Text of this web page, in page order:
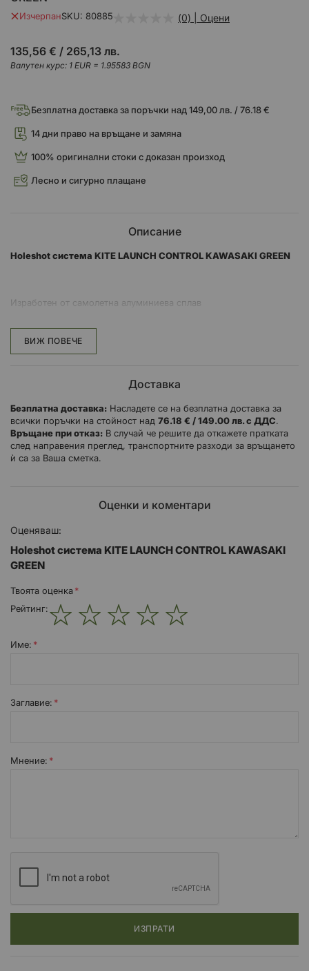
със
снимки
ИзчерпанSKU 80885 (0) | Оцени
135,56 € / 265,13 лв.
Валутен курс: 1 EUR = 1.95583 BGN
Безплатна доставка за поръчки над 149,00 лв. / 76.18 €
14 дни право на връщане и замяна
100% оригинални стоки с доказан произход
Лесно и сигурно плащане
Описание
Holeshot система KITE LAUNCH CONTROL KAWASAKI GREEN
Изработен от самолетна алуминиева сплав
Може да се монтира без да се сваля вилката от тройните скоби
предлага в оранжево, червено, синьо и зелено
Четири контактни точки за трайно фиксиране
ВИЖ ПОВЕЧЕ
Доставка
Безплатна доставка: Насладете се на безплатна доставка за
всички поръчки на стойност над 76.18 € / 149.00 лв. с ДДС.
Връщане при отказ: В случай че решите да откажете пратката
след направения преглед, транспортните разходи за връщането
ѝ са за Ваша сметка.
Оценки и коментари
Оценяваш:
Holeshot система KITE LAUNCH CONTROL KAWASAKI
GREEN
Твоята оценка
Рейтинг:
Име:
Заглавиe:
Мнение:
ИЗПРАТИ